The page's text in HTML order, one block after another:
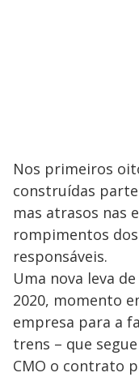
Nos primeiros
construídas parte
mas atrasos nas
rompimentos
responsáveis.
Uma nova leva
2020, momento
empresa para a
trens – que
CMO o contrato